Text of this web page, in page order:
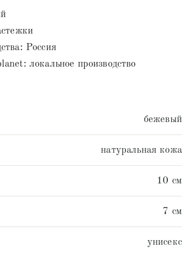
Россия
локальное производство
бежевый
натуральная кожа
10 см
7 см
унисекс